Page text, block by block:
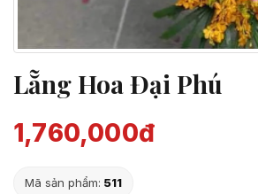
Lẵng Hoa Đại Phú
1,760,000đ
Mã sản phẩm: 511